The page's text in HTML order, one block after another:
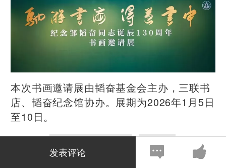
本次书画邀请展由韬奋基金会主办，三联书
店、韬奋纪念馆协办。展期为2026年1月5日
至10日。
中国国家画院美术馆 邹韬奋
发表评论